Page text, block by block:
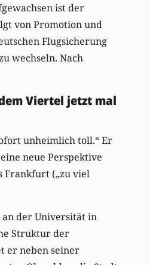
ist der
von Promotion und
Flugsicherung
wechseln. Nach
Viertel jetzt mal
unheimlich toll.“ Er
neue Perspektive
Frankfurt („zu viel
der Universität in
Struktur der
er neben seiner